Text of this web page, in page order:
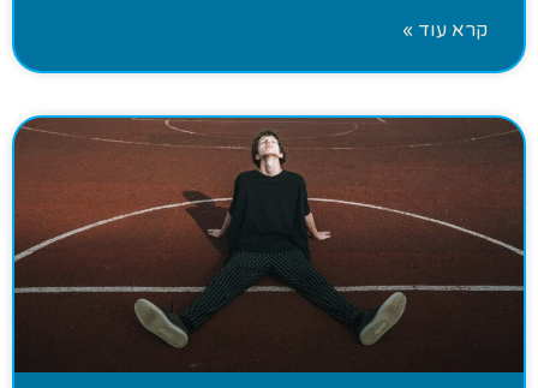
קרא עוד »